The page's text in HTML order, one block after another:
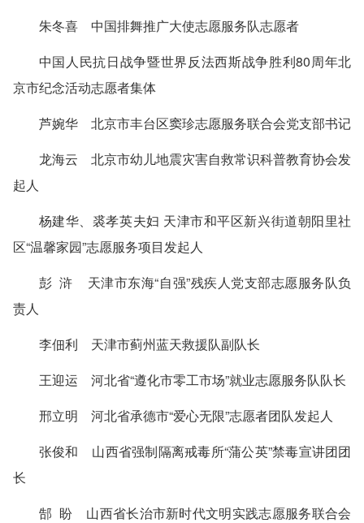
朱冬喜 中国排舞推广大使志愿服务队志愿者
中国人民抗日战争暨世界反法西斯战争胜利80周年北
京市纪念活动志愿者集体
芦婉华 北京市丰台区窦珍志愿服务联合会党支部书记
龙海云 北京市幼儿地震灾害自救常识科普教育协会发
起人
杨建华、裘孝英夫妇 天津市和平区新兴街道朝阳里社
区“温馨家园”志愿服务项目发起人
彭 浒 天津市东海“自强”残疾人党支部志愿服务队负
责人
李佃利 天津市蓟州蓝天救援队副队长
王迎运 河北省“遵化市零工市场”就业志愿服务队队长
邢立明 河北省承德市“爱心无限”志愿者团队发起人
张俊和 山西省强制隔离戒毒所“蒲公英”禁毒宣讲团团
长
郜 盼 山西省长治市新时代文明实践志愿服务联合会